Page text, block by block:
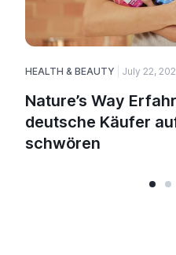
HEALTH & BEAUTY July 22,
Nature’s Way
deutsche Käufer
schwören